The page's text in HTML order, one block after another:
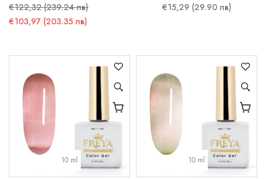
€122,32 (239.24 лв)
€103,97 (203.35 лв)
€15,29 (29.90 лв)
10 ml 10 ml